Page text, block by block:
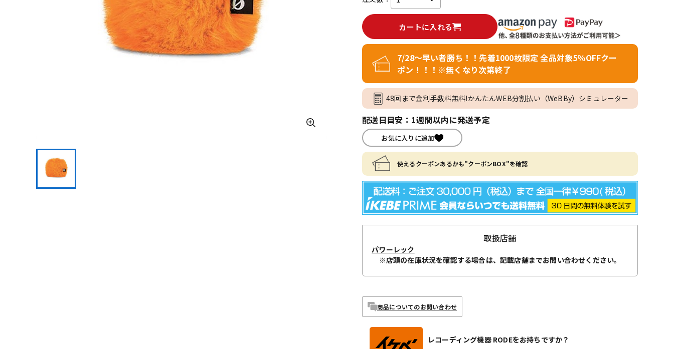
カートに入れる
7/28～早い者勝ち！！先着1000枚限定 全品対象5％OFFクー
ポン！！！※無くなり次第終了
48回まで金利手数料無料!かんたんWEB分割払い（WeBBy）シミュレーター
配送日目安：1週間以内に発送予定
お気に入りに追加
使えるクーポンあるかも"クーポンBOX"を確認
取扱店舗
パワーレック
※店頭の在庫状況を確認する場合は、記載店舗までお問い合わせください。
商品についてのお問い合わせ
レコーディング機器 RODEをお持ちですか？